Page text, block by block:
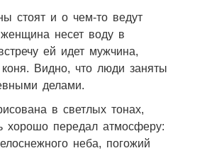
стоят и о чем-то ведут
женщина несет воду в
ей идет мужчина,
коня. Видно, что люди заняты
делами.
в светлых тонах,
хорошо передал атмосферу:
неба, погожий